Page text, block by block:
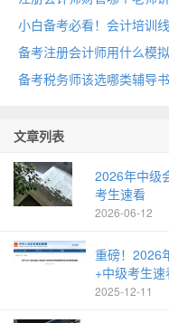
备考注册会计师用什么模
备考税务师该选哪类辅导
文章列表
2026年中级
考生速看
2026-06-12
重磅！2026
+中级考生速
2025-12-11